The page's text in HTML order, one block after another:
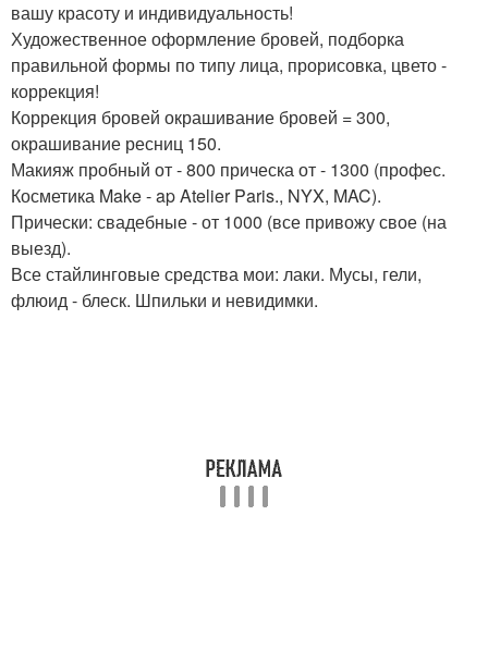
вашу красоту и индивидуальность!
Художественное оформление бровей, подборка
правильной формы по типу лица, прорисовка, цвето -
коррекция!
Коррекция бровей окрашивание бровей = 300,
окрашивание ресниц 150.
Макияж пробный от - 800 прическа от - 1300 (профес.
Косметика Make - ap Atelier Paris., NYX, MAC).
Прически: свадебные - от 1000 (все привожу свое (на
выезд).
Все стайлинговые средства мои: лаки. Мусы, гели,
флюид - блеск. Шпильки и невидимки.